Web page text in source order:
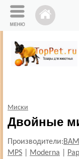
Миски
Двойные
Производители:
MPS
Moderna